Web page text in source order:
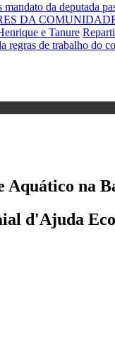
da deputada
DA
e Tanure
regras de trabalho do
Aquático na
d'Ajuda